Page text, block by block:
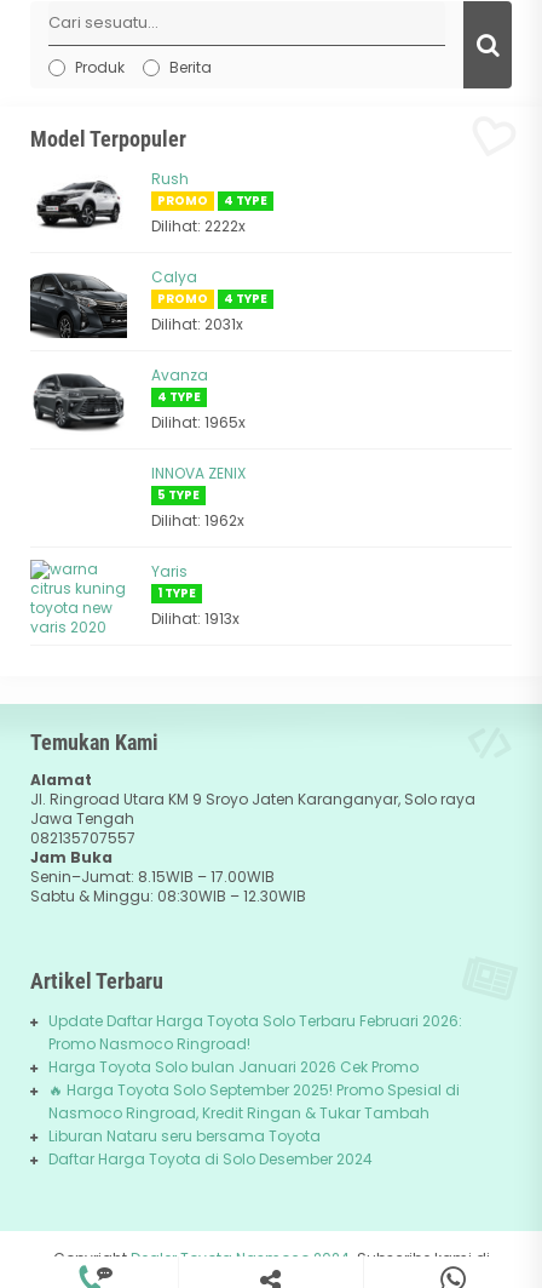
082135707557 +62-81229745678
Produk Berita
Model Terpopuler
Rush
PROMO 4 TYPE
Dilihat: 2222x
Calya
PROMO 4 TYPE
Dilihat: 2031x
Avanza
4 TYPE
Dilihat: 1965x
INNOVA ZENIX
5 TYPE
Dilihat: 1962x
Yaris
1 TYPE
Dilihat: 1913x
Temukan Kami
Alamat
Jl. Ringroad Utara KM 9 Sroyo Jaten Karanganyar, Solo raya
Jawa Tengah
082135707557
Jam Buka
Senin–Jumat: 8.15WIB – 17.00WIB
Sabtu & Minggu: 08:30WIB – 12.30WIB
Artikel Terbaru
Update Daftar Harga Toyota Solo Terbaru Februari 2026:
Promo Nasmoco Ringroad!
Harga Toyota Solo bulan Januari 2026 Cek Promo
🔥 Harga Toyota Solo September 2025! Promo Spesial di
Nasmoco Ringroad, Kredit Ringan & Tukar Tambah
Liburan Nataru seru bersama Toyota
Daftar Harga Toyota di Solo Desember 2024
CopyrightDealer Toyota Nasmoco 2024 . Subscribe kami di
Youtube